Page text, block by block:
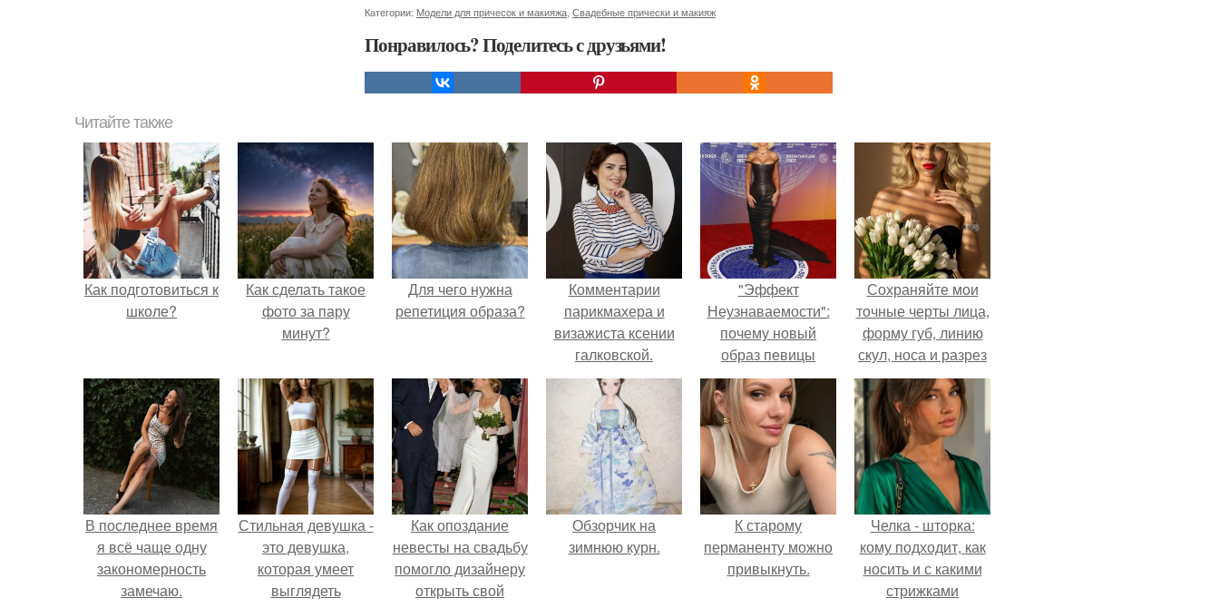
Категории: Модели для причесок и макияжа Свадебные прически и макияж
Понравилось? Поделитесь с друзьями!
Читайте также
Как подготовиться к
школе?
Как сделать такое
фото за пару
минут?
Для чего нужна
репетиция образа?
Комментарии
парикмахера и
визажиста ксении
галковской.
"Эффект
Неузнаваемости":
почему новый
образ певицы
вызвал споры о
гранях
возможного?
Сохраняйте мои
точные черты лица,
форму губ, линию
скул, носа и разрез
глаз.
В последнее время
я всё чаще одну
закономерность
замечаю.
Стильная девушка -
это девушка,
которая умеет
выглядеть
Как опоздание
невесты на свадьбу
помогло дизайнеру
открыть свой
Обзорчик на
зимнюю курн.
К старому
перманенту можно
привыкнуть.
Челка - шторка:
кому подходит, как
носить и с какими
стрижками